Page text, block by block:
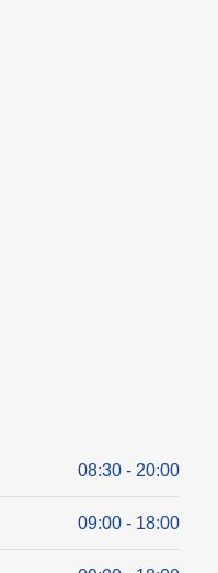
08:30 - 20:00
09:00 - 18:00